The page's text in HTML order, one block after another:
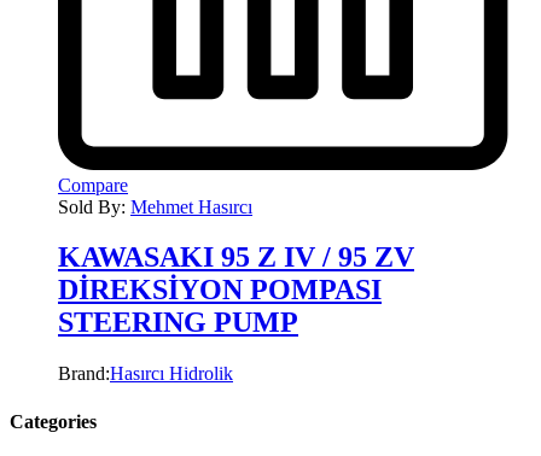
Compare
Sold By: Mehmet Hasırcı
KAWASAKI 95 Z IV / 95 ZV
DİREKSİYON POMPASI
STEERING PUMP
Brand:Hasırcı Hidrolik
Categories